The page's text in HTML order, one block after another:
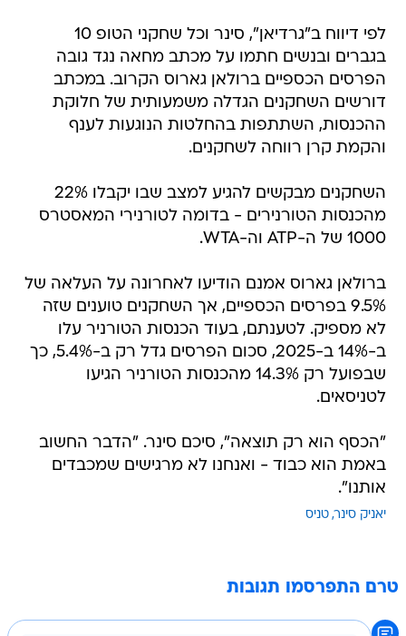
לפי דיווח ב"גרדיאן", סינר וכל שחקני הטופ 10
בגברים ובנשים חתמו על מכתב מחאה נגד גובה
הפרסים הכספיים ברולאן גארוס הקרוב. במכתב
דורשים השחקנים הגדלה משמעותית של חלוקת
ההכנסות, השתתפות בהחלטות הנוגעות לענף
והקמת קרן רווחה לשחקנים.
השחקנים מבקשים להגיע למצב שבו יקבלו 22%
מהכנסות הטורנירים - בדומה לטורנירי המאסטרס
1000 של ה-ATP וה-WTA.
ברולאן גארוס אמנם הודיעו לאחרונה על העלאה של
9.5% בפרסים הכספיים, אך השחקנים טוענים שזה
לא מספיק. לטענתם, בעוד הכנסות הטורניר עלו
ב-14% ב-2025, סכום הפרסים גדל רק ב-5.4%, כך
שבפועל רק 14.3% מהכנסות הטורניר הגיעו
לטניסאים.
"הכסף הוא רק תוצאה", סיכם סינר. "הדבר החשוב
באמת הוא כבוד - ואנחנו לא מרגישים שמכבדים
אותנו".
יאניק סינר טניס
טרם התפרסמו תגובות